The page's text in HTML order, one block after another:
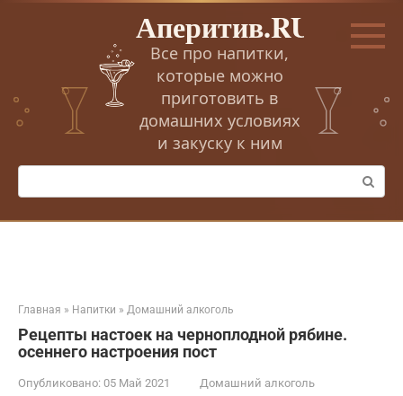
Перейти
Аперитив.RU
Все про напитки,
которые можно
приготовить в
домашних условиях
и закуску к ним
Поиск:
Главная » Напитки » Домашний алкоголь
Рецепты настоек на черноплодной рябине.
осеннего настроения пост
Опубликовано: 05 Май 2021
Домашний алкоголь